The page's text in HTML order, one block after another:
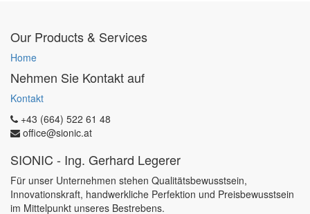
Our Products & Services
Home
Nehmen Sie Kontakt auf
Kontakt
+43 (664) 522 61 48
office@sionic.at
SIONIC - Ing. Gerhard Legerer
Für unser Unternehmen stehen Qualitätsbewusstsein,
Innovationskraft, handwerkliche Perfektion und Preisbewusstsein
im Mittelpunkt unseres Bestrebens.